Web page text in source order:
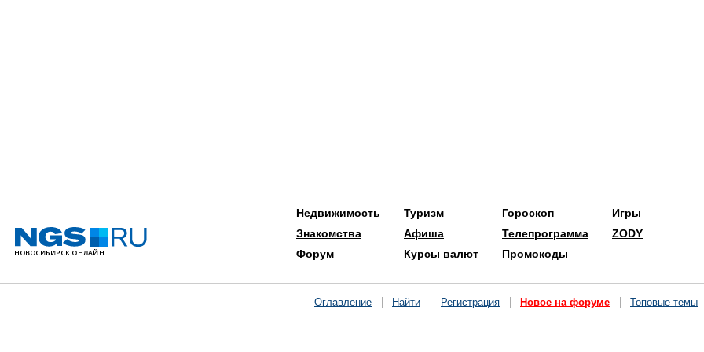
Недвижимость
Знакомства
Форум
Туризм
Афиша
Курсы валют
Гороскоп
Телепрограмма
Промокоды
Игры
ZODY
Оглавление Найти Регистрация Новое на форуме Топовые темы